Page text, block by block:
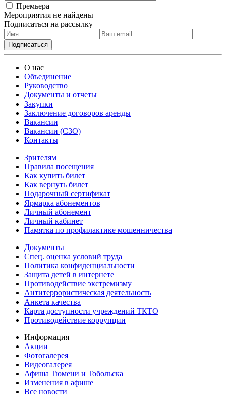
Премьера
Мероприятия не найдены
Подписаться на рассылку
О нас
Объединение
Руководство
Документы и отчеты
Закупки
Заключение договоров аренды
Вакансии
Вакансии (СЗО)
Контакты
Зрителям
Правила посещения
Как купить билет
Как вернуть билет
Подарочный сертификат
Ярмарка абонементов
Личный абонемент
Личный кабинет
Памятка по профилактике мошенничества
Документы
Спец. оценка условий труда
Политика конфиденциальности
Защита детей в интернете
Противодействие экстремизму
Антитеррористическая деятельность
Анкета качества
Карта доступности учреждений ТКТО
Противодействие коррупции
Информация
Акции
Фотогалерея
Видеогалерея
Афиша Тюмени и Тобольска
Изменения в афише
Все новости